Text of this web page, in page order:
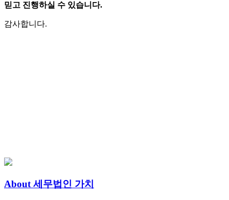
믿고 진행하실 수 있습니다.
감사합니다.
About 세무법인 가치